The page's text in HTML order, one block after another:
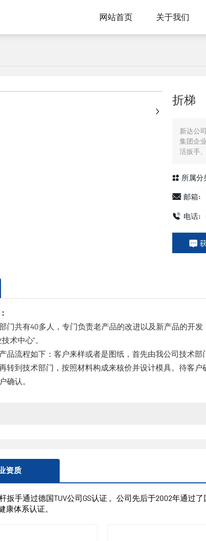
网站首页 关于我们
折梯
新达公
集团企
活扳手
所属分
邮箱:
电话:
门共有40多人，专门负责老产品的改进以及新产品的开
术中心”。
品流程如下：客户来样或者是图纸，首先由我公司技术
转到技术部门，按照材料构成来核价并设计模具。待客
确认。
资质
扳手通过德国TUV公司GS认证 。公司先后于2002年通过
康体系认证。